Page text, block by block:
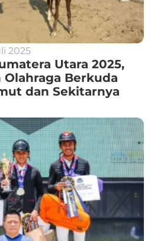
2025
Utara 2025,
Berkuda
dan Sekitarnya